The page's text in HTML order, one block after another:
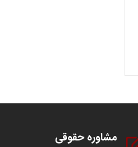
مشاوره حقوقی